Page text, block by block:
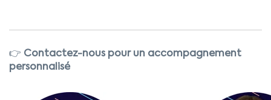
👉 Contactez-nous pour un accompagnement
personnalisé